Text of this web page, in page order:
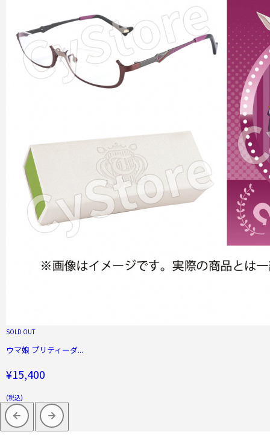
SOLD OUT
ウマ娘 プリティーダ...
¥15,400
(税込)